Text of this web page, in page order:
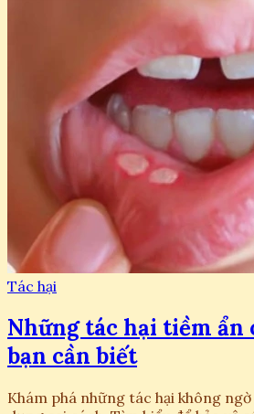
Tác hại
Những tác hại tiềm ẩn
bạn cần biết
Khám phá những tác hại không